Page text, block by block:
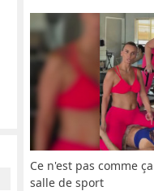
Ce n'est pas comme
salle de sport